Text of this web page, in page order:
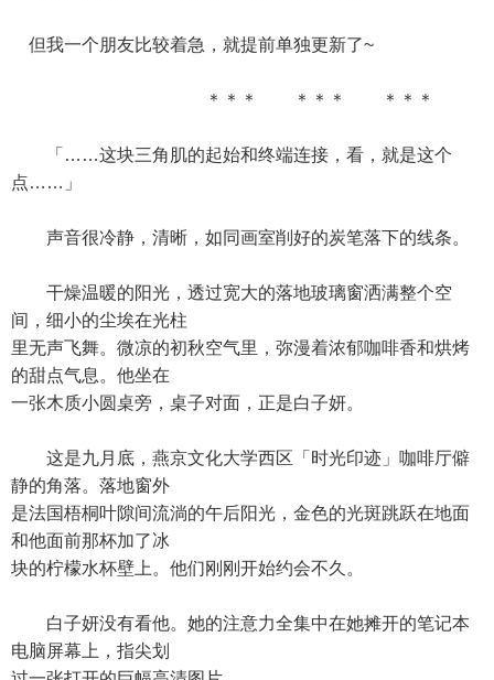
但我一个朋友比较着急，就提前单独更新了~
＊＊＊ ＊＊＊ ＊＊＊
「……这块三角肌的起始和终端连接，看，就是这个
点……」
声音很冷静，清晰，如同画室削好的炭笔落下的线条。
干燥温暖的阳光，透过宽大的落地玻璃窗洒满整个空
间，细小的尘埃在光柱
里无声飞舞。微凉的初秋空气里，弥漫着浓郁咖啡香和烘烤
的甜点气息。他坐在
一张木质小圆桌旁，桌子对面，正是白子妍。
这是九月底，燕京文化大学西区「时光印迹」咖啡厅僻
静的角落。落地窗外
是法国梧桐叶隙间流淌的午后阳光，金色的光斑跳跃在地面
和他面前那杯加了冰
块的柠檬水杯壁上。他们刚刚开始约会不久。
白子妍没有看他。她的注意力全集中在她摊开的笔记本
电脑屏幕上，指尖划